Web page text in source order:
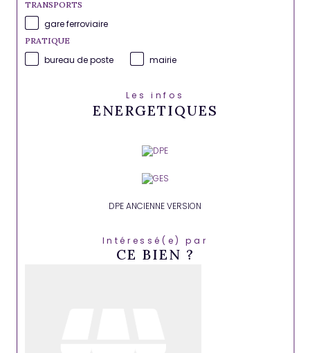
TRANSPORTS
gare ferroviaire
PRATIQUE
bureau de poste mairie
Les infos
ENERGETIQUES
DPE ANCIENNE VERSION
Intéressé(e) par
CE BIEN ?